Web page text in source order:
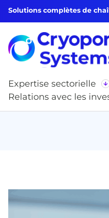
Solutions complètes de
Expertise sectorielle
Relations avec les